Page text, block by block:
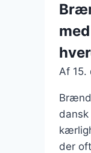
Af 15.
der